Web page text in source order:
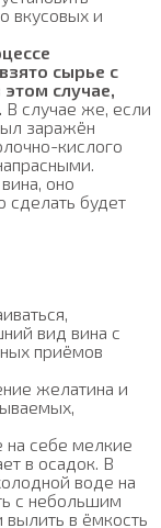
вкусовых и
сырье с
случае,
В случае же, если
заражён
кислого
оно
сделать будет
вид вина с
приёмов
желатина и
себе мелкие
в осадок. В
воде на
с небольшим
вылить в ёмкость